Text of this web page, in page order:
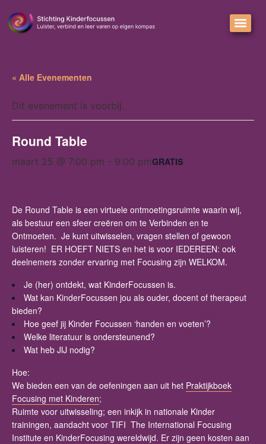
« Alle Evenementen
Dit evenement is voorbij.
Round Table
maart 25 @ 7:00 pm - 9:00 pmGRATIS
De Round Table is een virtuele ontmoetingsruimte waarin wij,
als bestuur een sfeer creëren om te Verbinden en te
Ontmoeten. Je kunt uitwisselen, vragen stellen of gewoon
luisteren! ER HOEFT NIETS en het is voor IEDEREEN: ook
deelnemers zonder ervaring met Focusing zijn WELKOM.
Je (her) ontdekt, wat KinderFocussen is.
Wat kan KinderFocussen jou als ouder, docent of therapeut
bieden?
Hoe geef jij Kinder Focussen ‘handen en voeten’?
Welke literatuur is ondersteunend?
Wat heb JIJ nodig?
Hoe:
We bieden een van de oefeningen aan uit het Praktijkboek
Focusing met Kinderen;
Ruimte voor uitwisseling; een inkijk in nationale Kinder
trainingen, aandacht voor TIFI The International Focusing
Institute en KinderFocusing wereldwijd. Er zijn geen kosten aan